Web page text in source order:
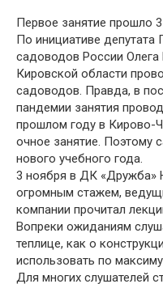
Первое занятие прошло
По инициативе
садоводов России Олега
Кировской области
садоводов. Правда, в
пандемии занятия
прошлом году в Кирово-
очное занятие. Поэтому
нового учебного года.
3 ноября в ДК «Дружба»
огромным стажем,
компании прочитал
Вопреки ожиданиям
теплице, как о
использовать по
Для многих слушателей